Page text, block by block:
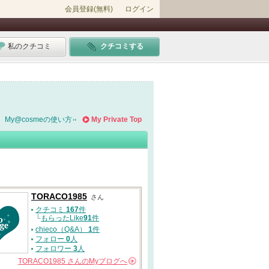
会員登録(無料) ログイン
私のクチコミ クチコミする
My Private Top
My@cosmeの使い方
TORACO1985 さん
クチコミ 167件
└もらったLike91件
chieco（Q&A） 1件
フォロー 0人
フォロワー 3人
TORACO1985 さんのMyブログへ